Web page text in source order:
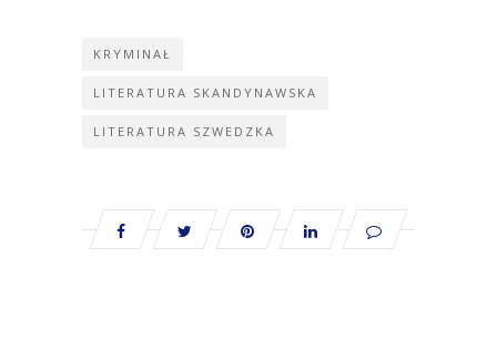
KRYMINAŁ
LITERATURA SKANDYNAWSKA
LITERATURA SZWEDZKA